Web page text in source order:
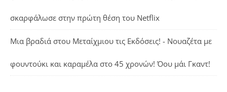
σκαρφάλωσε στην πρώτη θέση του Netflix
Μια βραδιά στου Μεταίχμιου τις Εκδόσεις! - Νουαζέτα με
φουντούκι και καραμέλα στο 45 χρονών! Όου μάι Γκαντ!